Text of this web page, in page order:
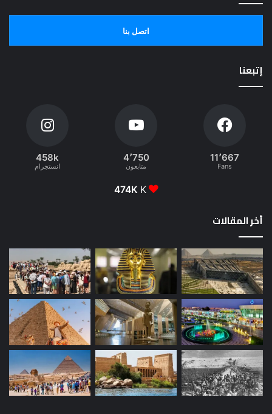
اتصل بنا
إتبعنا
11٬667
Fans
4٬750
متابعون
458k
انستجرام
474K K
أخر المقالات